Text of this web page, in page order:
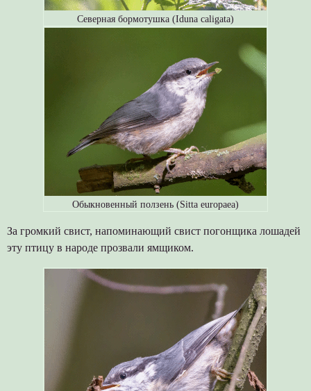
Северная бормотушка (Iduna caligata)
Обыкновенный ползень (Sitta europaea)
За громкий свист, напоминающий свист погонщика лошадей
эту птицу в народе прозвали ямщиком.